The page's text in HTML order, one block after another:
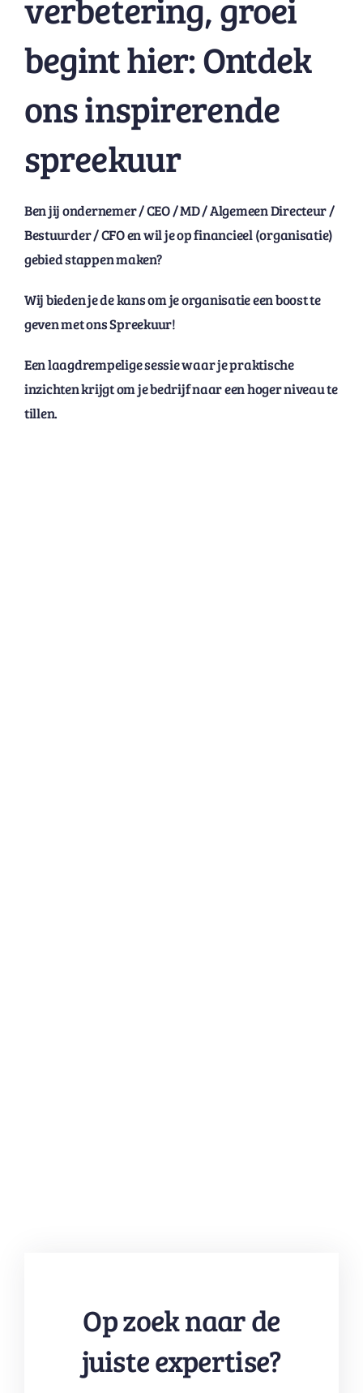
begint hier: Ontdek
ons inspirerende
spreekuur
Ben jij ondernemer / CEO / MD / Algemeen Directeur /
Bestuurder / CFO en wil je op financieel (organisatie)
gebied stappen maken?
Wij bieden je de kans om je organisatie een boost te
geven met ons Spreekuur!
Een laagdrempelige sessie waar je praktische
inzichten krijgt om je bedrijf naar een hoger niveau te
tillen.
Op zoek naar de
juiste expertise?